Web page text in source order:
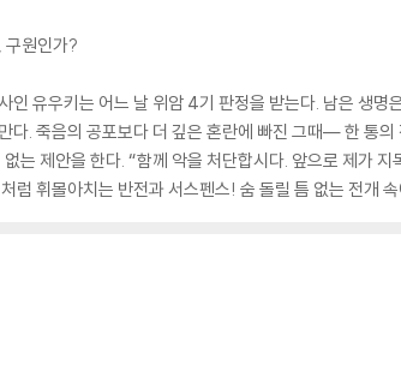
구원인가?
인 유우키는 어느 날 위암 4기 판정을 받는다. 남은 생
다. 죽음의 공포보다 더 깊은 혼란에 빠진 그때― 한 통
는 제안을 한다. “함께 악을 처단합시다. 앞으로 제가
럼 휘몰아치는 반전과 서스펜스! 숨 돌릴 틈 없는 전개